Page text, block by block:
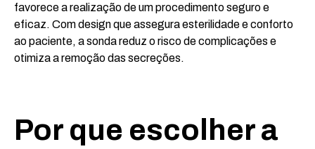
favorece a realização de um procedimento seguro e
eficaz. Com design que assegura esterilidade e conforto
ao paciente, a sonda reduz o risco de complicações e
otimiza a remoção das secreções.
Por que escolher a